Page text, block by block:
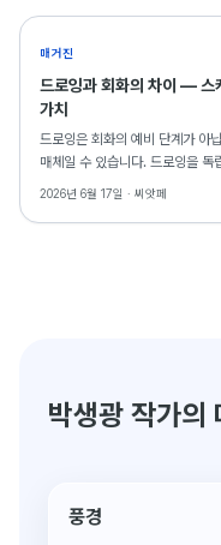
매거진
드로잉과 회화의 차이 — 스
가치
드로잉은 회화의 예비 단계가 아
매체일 수 있습니다. 드로잉을 독
2026년 6월 17일 · 씨앗페
박생광 작가의
풍경